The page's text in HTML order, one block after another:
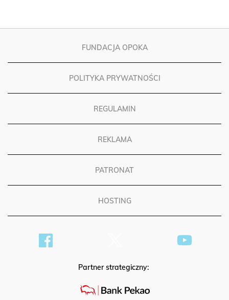
FUNDACJA OPOKA
POLITYKA PRYWATNOŚCI
REGULAMIN
REKLAMA
PATRONAT
HOSTING
Partner strategiczny: